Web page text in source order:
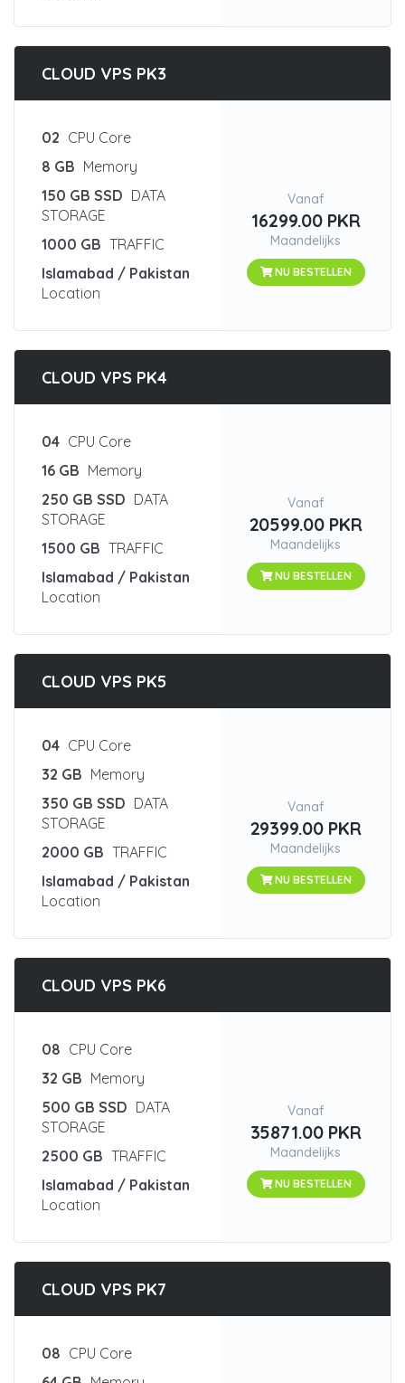
CLOUD VPS PK3
02 CPU Core
8 GB Memory
150 GB SSD DATA
STORAGE
1000 GB TRAFFIC
Islamabad / Pakistan
Location
Vanaf
16299.00 PKR
Maandelijks
NU BESTELLEN
CLOUD VPS PK4
04 CPU Core
16 GB Memory
250 GB SSD DATA
STORAGE
1500 GB TRAFFIC
Islamabad / Pakistan
Location
Vanaf
20599.00 PKR
Maandelijks
NU BESTELLEN
CLOUD VPS PK5
04 CPU Core
32 GB Memory
350 GB SSD DATA
STORAGE
2000 GB TRAFFIC
Islamabad / Pakistan
Location
Vanaf
29399.00 PKR
Maandelijks
NU BESTELLEN
CLOUD VPS PK6
08 CPU Core
32 GB Memory
500 GB SSD DATA
STORAGE
2500 GB TRAFFIC
Islamabad / Pakistan
Location
Vanaf
35871.00 PKR
Maandelijks
NU BESTELLEN
CLOUD VPS PK7
08 CPU Core